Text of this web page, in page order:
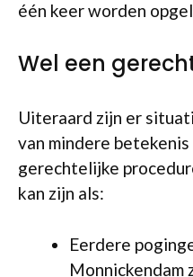
één keer worden
Wel een
Uiteraard zijn er
van mindere
gerechtelijke
kan zijn als:
Eerdere
Monnickendam